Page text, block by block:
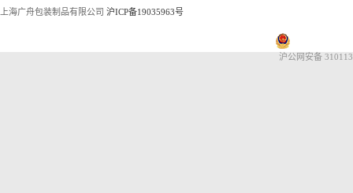
英华达（上海）科技有限公司
上海广舟包装制品有限公司 沪ICP备19035963号
沪公网安备